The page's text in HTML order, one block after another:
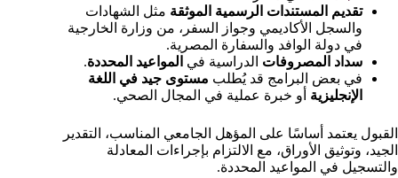
تقديم المستندات الرسمية الموثقة مثل الشهادات
والسجل الأكاديمي وجواز السفر، من وزارة الخارجية
في دولة الوافد والسفارة المصرية.
سداد المصروفات الدراسية في المواعيد المحددة.
في بعض البرامج قد يُطلب مستوى جيد في اللغة
الإنجليزية أو خبرة عملية في المجال الصحي.
القبول يعتمد أساسًا على المؤهل الجامعي المناسب، التقدير
الجيد، وتوثيق الأوراق، مع الالتزام بإجراءات المعادلة
والتسجيل في المواعيد المحددة.